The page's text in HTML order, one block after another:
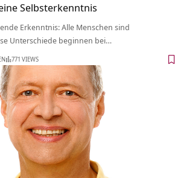
Selbsterkenntnis
Erkenntnis: Alle Menschen sind
Unterschiede beginnen bei…
771 VIEWS